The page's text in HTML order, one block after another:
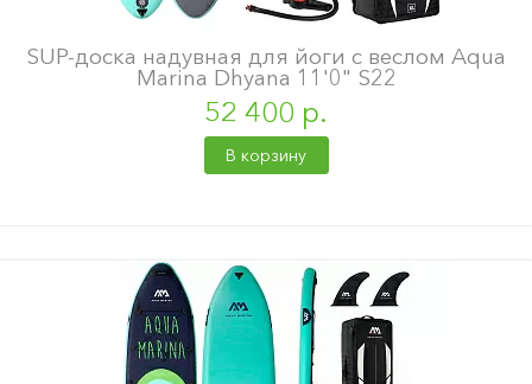
SUP-доска надувная для йоги с веслом Aqua
Marina Dhyana 11'0" S22
52 400 р.
В корзину